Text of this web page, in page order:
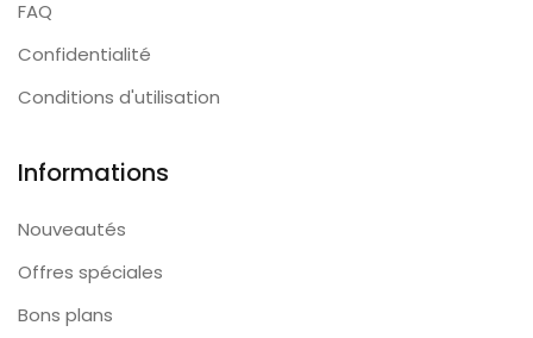
FAQ
Confidentialité
Conditions d'utilisation
Informations
Nouveautés
Offres spéciales
Bons plans